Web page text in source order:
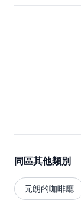
同區其他類別
元朗的咖啡廳